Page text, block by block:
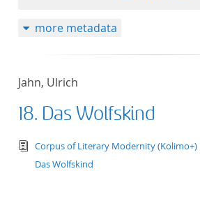
more metadata
Jahn, Ulrich
18. Das Wolfskind
text/
Corpus of Literary Modernity (Kolimo+)
Das Wolfskind